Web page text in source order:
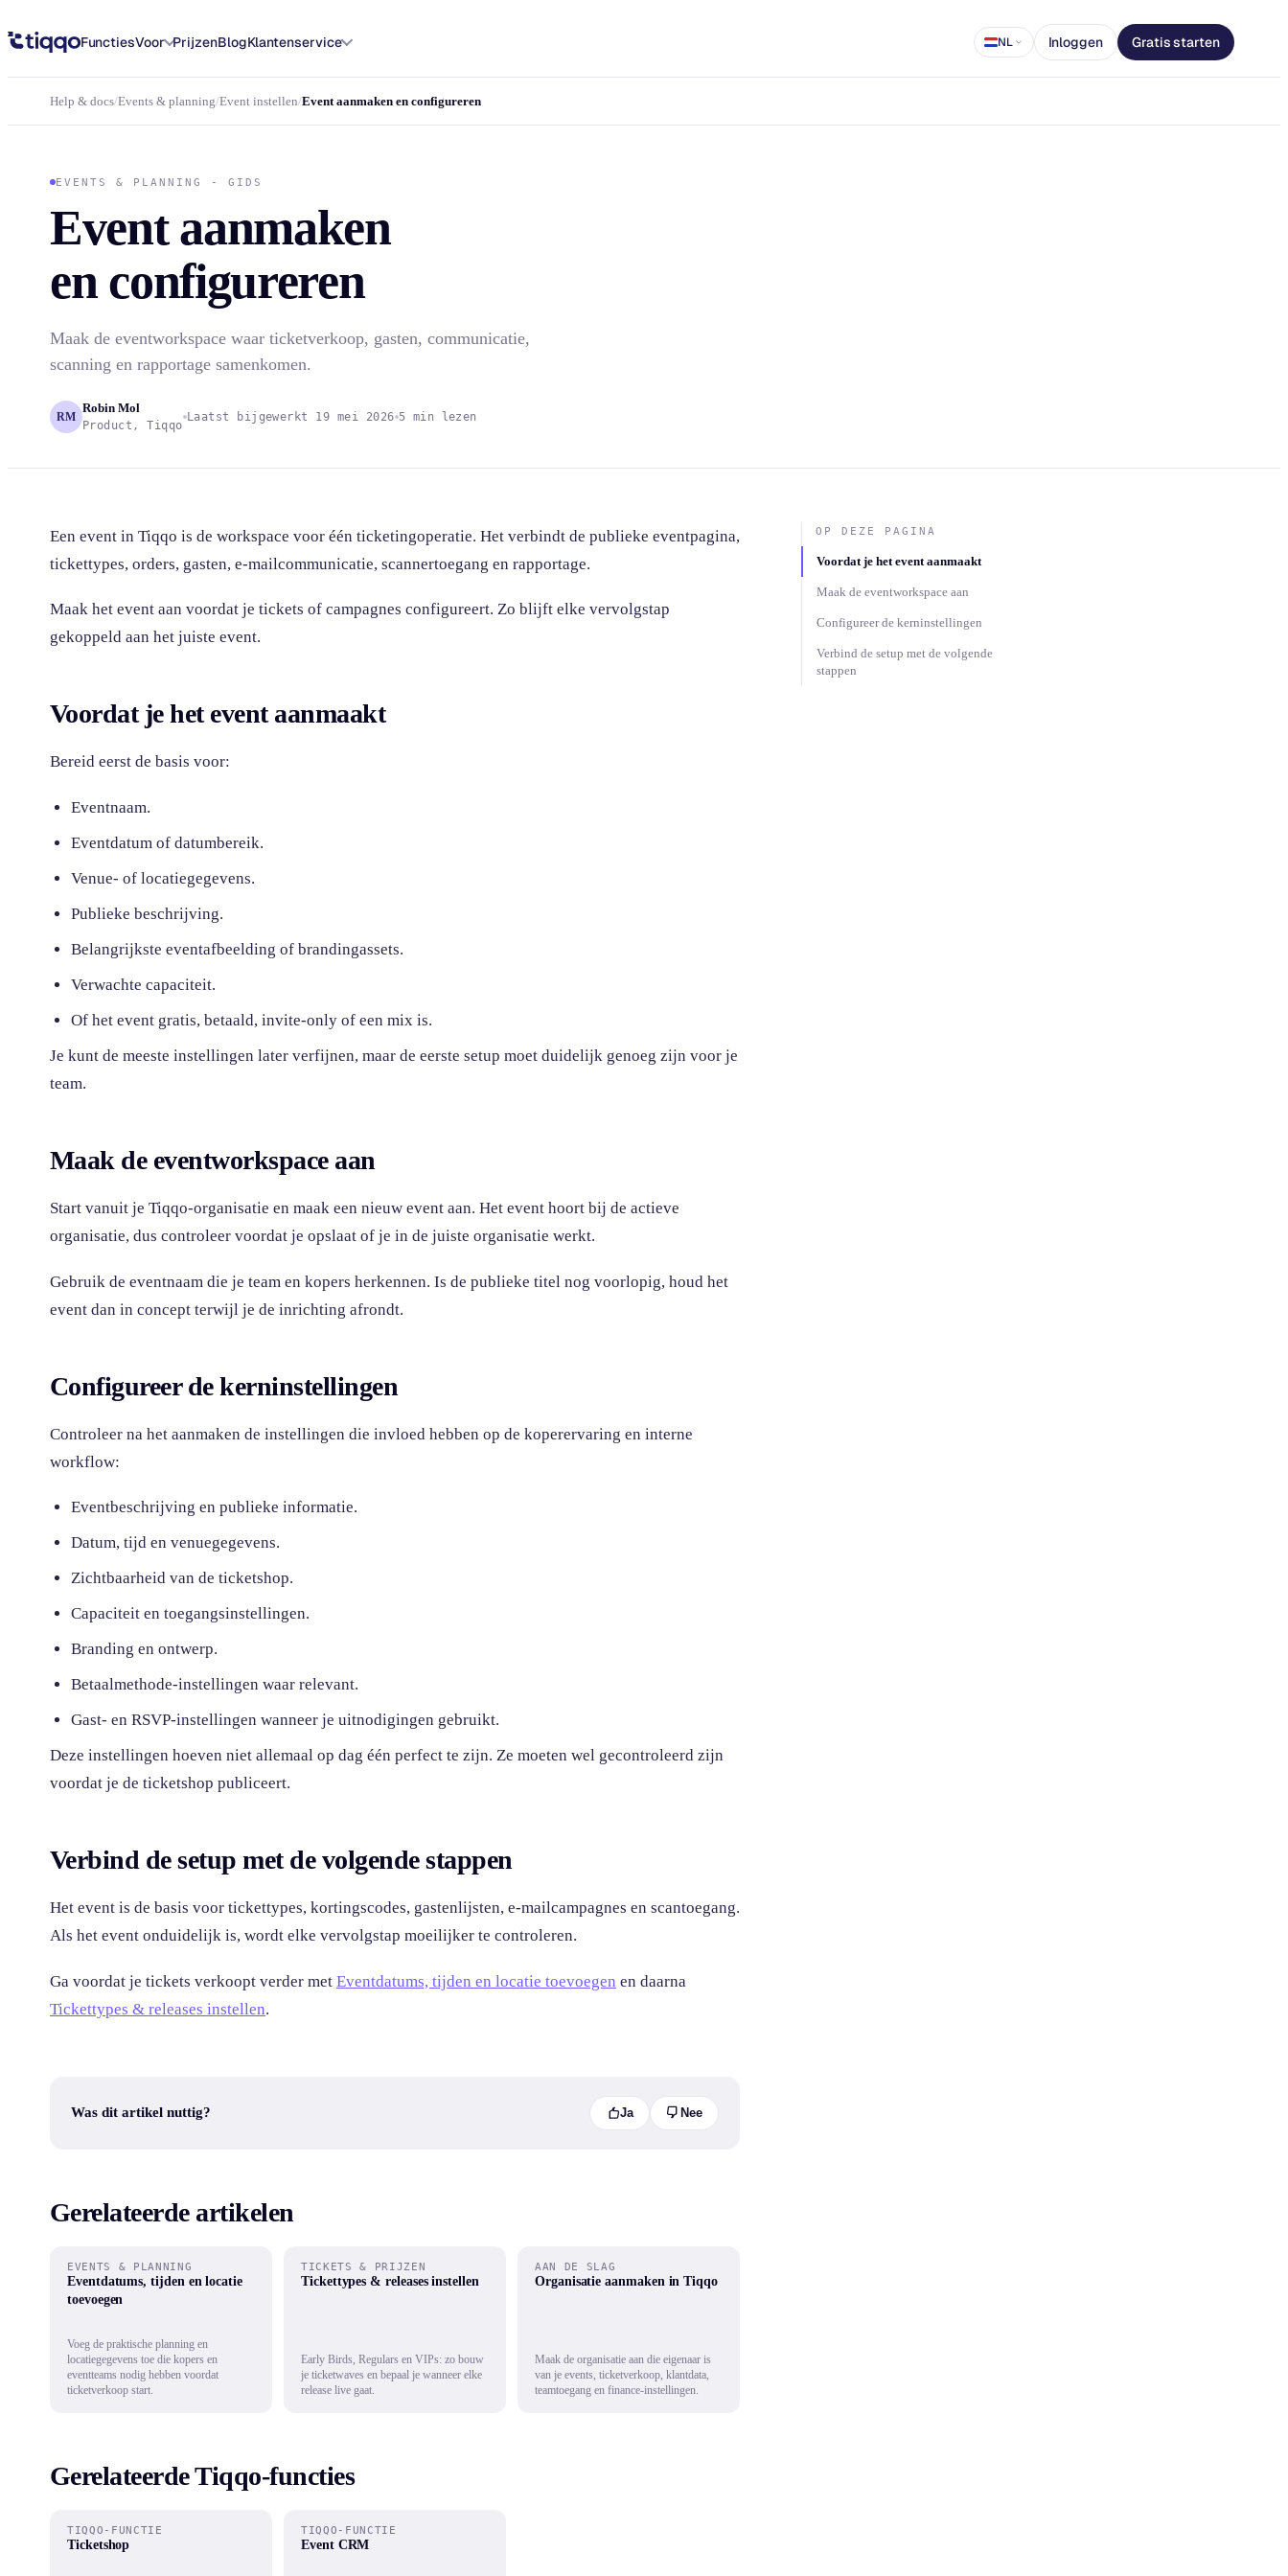
FunctiesVoor PrijzenBlogKlantenservice NL Inloggen Gratis starten
Help & docs/Events & planning/Event instellen/Event aanmaken en configureren
EVENTS & PLANNING - GIDS
Event aanmaken
en configureren
Maak de eventworkspace waar ticketverkoop, gasten, communicatie,
scanning en rapportage samenkomen.
RM
Robin Mol
Product, Tiqqo
Laatst bijgewerkt 19 mei 2026 5 min lezen
Een event in Tiqqo is de workspace voor één ticketingoperatie. Het verbindt de publieke eventpagina,
tickettypes, orders, gasten, e-mailcommunicatie, scannertoegang en rapportage.
Maak het event aan voordat je tickets of campagnes configureert. Zo blijft elke vervolgstap
gekoppeld aan het juiste event.
Voordat je het event aanmaakt
Bereid eerst de basis voor:
Eventnaam.
Eventdatum of datumbereik.
Venue- of locatiegegevens.
Publieke beschrijving.
Belangrijkste eventafbeelding of brandingassets.
Verwachte capaciteit.
Of het event gratis, betaald, invite-only of een mix is.
Je kunt de meeste instellingen later verfijnen, maar de eerste setup moet duidelijk genoeg zijn voor je
team.
Maak de eventworkspace aan
Start vanuit je Tiqqo-organisatie en maak een nieuw event aan. Het event hoort bij de actieve
organisatie, dus controleer voordat je opslaat of je in de juiste organisatie werkt.
Gebruik de eventnaam die je team en kopers herkennen. Is de publieke titel nog voorlopig, houd het
event dan in concept terwijl je de inrichting afrondt.
Configureer de kerninstellingen
Controleer na het aanmaken de instellingen die invloed hebben op de koperervaring en interne
workflow:
Eventbeschrijving en publieke informatie.
Datum, tijd en venuegegevens.
Zichtbaarheid van de ticketshop.
Capaciteit en toegangsinstellingen.
Branding en ontwerp.
Betaalmethode-instellingen waar relevant.
Gast- en RSVP-instellingen wanneer je uitnodigingen gebruikt.
Deze instellingen hoeven niet allemaal op dag één perfect te zijn. Ze moeten wel gecontroleerd zijn
voordat je de ticketshop publiceert.
Verbind de setup met de volgende stappen
Het event is de basis voor tickettypes, kortingscodes, gastenlijsten, e-mailcampagnes en scantoegang.
Als het event onduidelijk is, wordt elke vervolgstap moeilijker te controleren.
Ga voordat je tickets verkoopt verder met Eventdatums, tijden en locatie toevoegen en daarna
Tickettypes & releases instellen.
Was dit artikel nuttig? Ja Nee
Gerelateerde artikelen
EVENTS & PLANNING
Eventdatums, tijden en locatie
toevoegen
Voeg de praktische planning en
locatiegegevens toe die kopers en
eventteams nodig hebben voordat
ticketverkoop start.
TICKETS & PRIJZEN
Tickettypes & releases instellen
Early Birds, Regulars en VIPs: zo bouw
je ticketwaves en bepaal je wanneer elke
release live gaat.
AAN DE SLAG
Organisatie aanmaken in Tiqqo
Maak de organisatie aan die eigenaar is
van je events, ticketverkoop, klantdata,
teamtoegang en finance-instellingen.
Gerelateerde Tiqqo-functies
TIQQO-FUNCTIE
Ticketshop
TIQQO-FUNCTIE
Event CRM
OP DEZE PAGINA
Voordat je het event aanmaakt
Maak de eventworkspace aan
Configureer de kerninstellingen
Verbind de setup met de volgende
stappen